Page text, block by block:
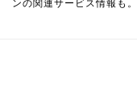
ンの関連サービス情報も。